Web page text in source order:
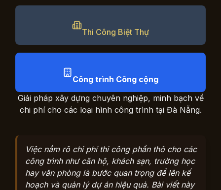
Thi Công Biệt Thự
Công trình Công cộng
Giải pháp xây dựng chuyên nghiệp, minh bạch về
chi phí cho các loại hình công trình tại Đà Nẵng.
Việc nắm rõ chi phí thi công phần thô cho các
công trình như căn hộ, khách sạn, trường học
hay văn phòng là bước quan trọng để lên kế
hoạch và quản lý dự án hiệu quả. Bài viết này